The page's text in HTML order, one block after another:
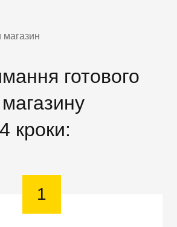
магазин
готового
магазину
кроки:
1